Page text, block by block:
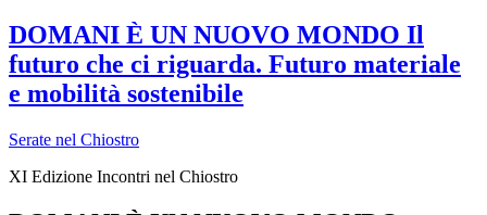
DOMANI È UN NUOVO MONDO Il
futuro che ci riguarda. Futuro materiale
e mobilità sostenibile
Serate nel Chiostro
XI Edizione Incontri nel Chiostro